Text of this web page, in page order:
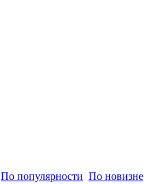
По популярности По новизне